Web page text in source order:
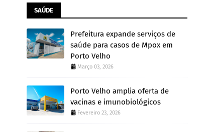
SAÚDE
Prefeitura expande serviços de
saúde para casos de Mpox em
Porto Velho
Março 03, 2026
Porto Velho amplia oferta de
vacinas e imunobiológicos
Fevereiro 23, 2026